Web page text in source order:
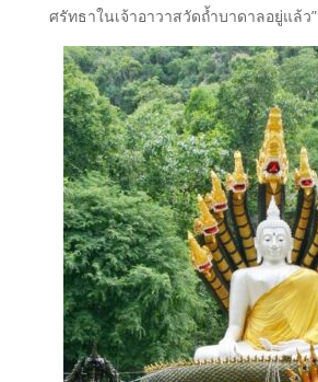
ศรัทธาในเจ้าอาวาสวัดถ้ำบาดาลอยู่แล้ว”